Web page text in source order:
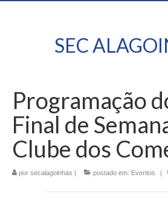
SEC
Programação
Final de
Clube dos
por secalagoinhas | postado em: Eventos |